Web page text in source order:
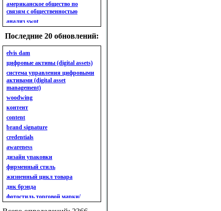
американское общество по
связям с общественностью
анализ swot
анализ бизнес-портфеля
анализ имиджа
анализ кластерный
анализ конкурентов
анализ кросс-культурных
особенностей
анализ мак кинси «7s»
анализ макросистемы
анализ маркетинговый
анализ рынка
анализ ситуационный
анализ экспертный
индивидуальный
анкета
ассортимент
ассортимент товарный.
планирование товарного
ассортимента
ассортимент. глубина
Последние 20 обновлений:
elvis dam
цифровые активы (digital assets)
система управления цифровыми
активами (digital asset
management)
woodwing
контент
content
brand signature
credentials
awareness
дизайн упаковки
фирменный стиль
жизненный цикл товара
днк брэнда
фотостиль торговой марки/
линейки продукции